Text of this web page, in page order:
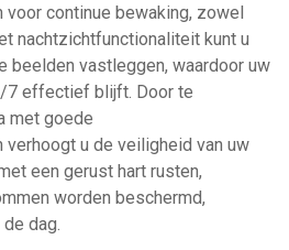
continue bewaking, zowel
nachtzichtfunctionaliteit kunt u
beelden vastleggen, waardoor uw
effectief blijft. Door te
met goede
u de veiligheid van uw
een gerust hart rusten,
worden beschermd,
dag.